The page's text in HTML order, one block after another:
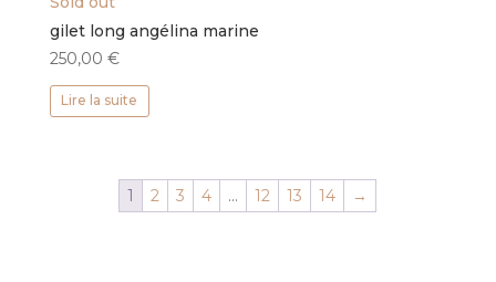
gilet long angélina marine
250,00 €
Lire la suite
1 2 3 4 … 12 13 14 →